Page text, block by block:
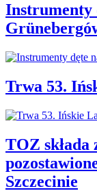
Instrumenty
Trwa 53.
TOZ składa
Szczecinie